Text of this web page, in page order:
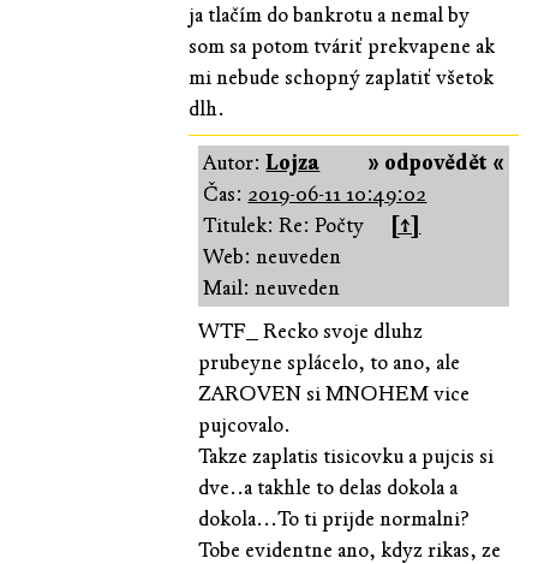
ja tlačím do bankrotu a nemal by
som sa potom tváriť prekvapene ak
mi nebude schopný zaplatiť všetok
dlh.
» odpovědět «
Autor:Lojza
Čas: 2019-06-11 10:49:02
Titulek: Re: Počty
[↑]
Web: neuveden
Mail: neuveden
WTF_ Recko svoje dluhz
prubeyne splácelo, to ano, ale
ZAROVEN si MNOHEM vice
pujcovalo.
Takze zaplatis tisicovku a pujcis si
dve..a takhle to delas dokola a
dokola...To ti prijde normalni?
Tobe evidentne ano, kdyz rikas, ze